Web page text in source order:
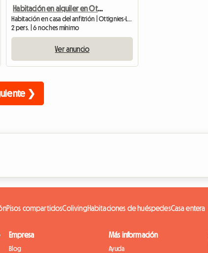
Habitación en alquiler en Ottignies Lln
Habitación en casa del anfitrión | Ottignies-Louvain-la-Neuve (1341) | 20 M2
2 pers. | 6 noches mínimo
Ver anuncio
❯
Pisos compartidosColivingHabitaciones de huéspedesCasa entera
Empresa
Blog
Más información
Ayuda